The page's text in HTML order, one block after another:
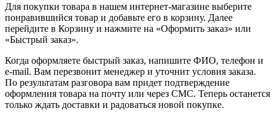
Для покупки товара в нашем интернет-магазине выберите
понравившийся товар и добавьте его в корзину. Далее
перейдите в Корзину и нажмите на «Оформить заказ» или
«Быстрый заказ».
Когда оформляете быстрый заказ, напишите ФИО, телефон и
e-mail. Вам перезвонит менеджер и уточнит условия заказа.
По результатам разговора вам придет подтверждение
оформления товара на почту или через СМС. Теперь останется
только ждать доставки и радоваться новой покупке.